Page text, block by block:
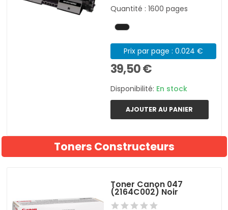
Quantité : 1600 pages
Prix par page : 0.024 €
39,50 €
Disponibilité: En stock
AJOUTER AU PANIER
Toners Constructeurs
Toner Canon 047
(2164C002) Noir